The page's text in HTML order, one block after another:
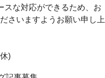
スな対応ができるため、お
さいますようお願い申し上
)